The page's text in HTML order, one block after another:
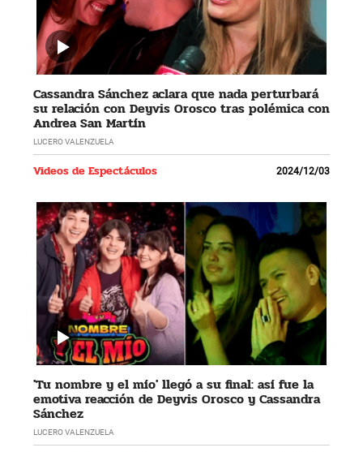
Cassandra Sánchez aclara que nada perturbará
su relación con Deyvis Orosco tras polémica con
Andrea San Martín
LUCERO VALENZUELA
Videos de Espectáculos 2024/12/03
'Tu nombre y el mío' llegó a su final: así fue la
emotiva reacción de Deyvis Orosco y Cassandra
Sánchez
LUCERO VALENZUELA